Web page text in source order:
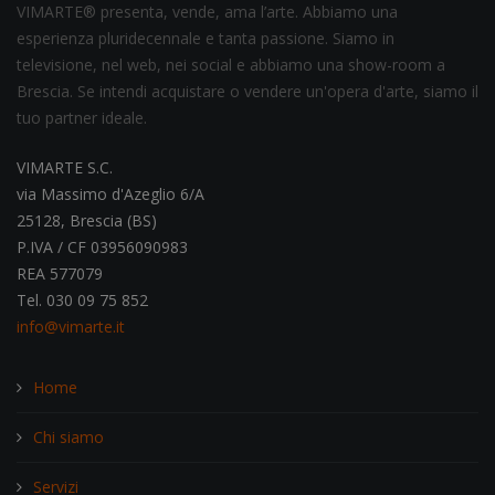
VIMARTE® presenta, vende, ama l’arte. Abbiamo una
esperienza pluridecennale e tanta passione. Siamo in
televisione, nel web, nei social e abbiamo una show-room a
Brescia. Se intendi acquistare o vendere un'opera d'arte, siamo il
tuo partner ideale.
VIMARTE S.C.
via Massimo d'Azeglio 6/A
25128, Brescia (BS)
P.IVA / CF 03956090983
REA 577079
Tel. 030 09 75 852
info@vimarte.it
Home
Chi siamo
Servizi